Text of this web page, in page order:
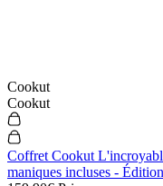
Cookut
Cookut
Coffret Cookut
maniques incluses -